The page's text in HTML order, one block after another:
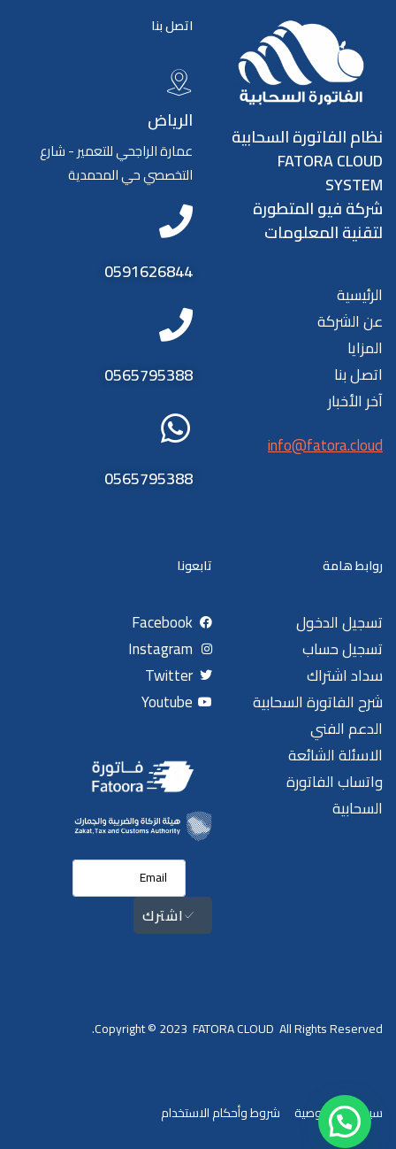
نظام الفاتورة السحابية
FATORA CLOUD
SYSTEM
شركة فيو المتطورة
لتقنية المعلومات
الرئيسية
عن الشركة
المزايا
اتصل بنا
آخر الأخبار
info@fatora.cloud
اتصل بنا
الرياض
عمارة الراجحي للتعمير - شارع
التخصصي حي المحمدية
0591626844
0565795388
0565795388
روابط هامة
تسجيل الدخول
تسجيل حساب
سداد اشتراك
شرح الفاتورة السحابية
الدعم الفني
الاسئلة الشائعة
واتساب الفاتورة
السحابية
تابعونا
Facebook
Instagram
Twitter
Youtube
اشترك
Copyright © 2023 FATORA CLOUD All Rights Reserved.
سياسة الخصوصية شروط وأحكام الاستخدام